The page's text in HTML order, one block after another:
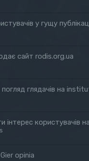
у гущу
сайт rodis.org.ua
глядачів на
інтерес користувачів
opinia